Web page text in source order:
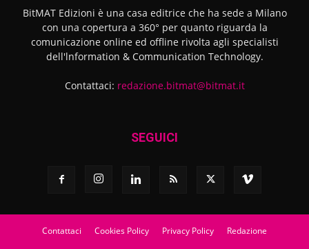
BitMAT Edizioni è una casa editrice che ha sede a Milano
con una copertura a 360° per quanto riguarda la
comunicazione online ed offline rivolta agli specialisti
dell'lnformation & Communication Technology.
Contattaci: redazione.bitmat@bitmat.it
SEGUICI
Contattaci Cookies Policy Privacy Policy Redazione